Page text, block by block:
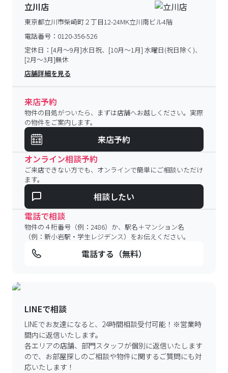
立川店
東京都立川市柴崎町２丁目12-24MK立川南ビル4階
電話番号： 0120-356-526
定休日： [4月～9月]水日祝、[10月～1月] 水曜日(祝日除く)、
[2月～3月]無休
店舗詳細を見る
来店予約
物件の目処がついたら、まずは店舗へお越しください。実際
の物件をご案内します。
来店予約
オンライン相談予約
ご来店できない方でも、オンラインで簡単にご相談いただけ
ます。
相談したい
電話で相談
物件の４桁番号（例：2486）か、駅名＋マンション名
（例：新小岩駅・学生レジデンス）をお伝えください。
電話する（無料）
LINEで相談
LINEでお友達になると、24時間相談受付可能！ ※営業時
間内に返信いたします。
各エリアの店舗、部門スタッフが個別に返信いたします
ので、 お部屋探しのご相談や物件に関するご質問にも対
応いたします！